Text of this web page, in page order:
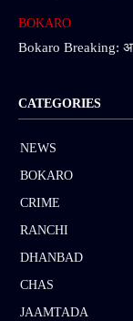
BOKARO
Bokaro Breaking:
CATEGORIES
NEWS
BOKARO
CRIME
RANCHI
DHANBAD
CHAS
JAAMTADA